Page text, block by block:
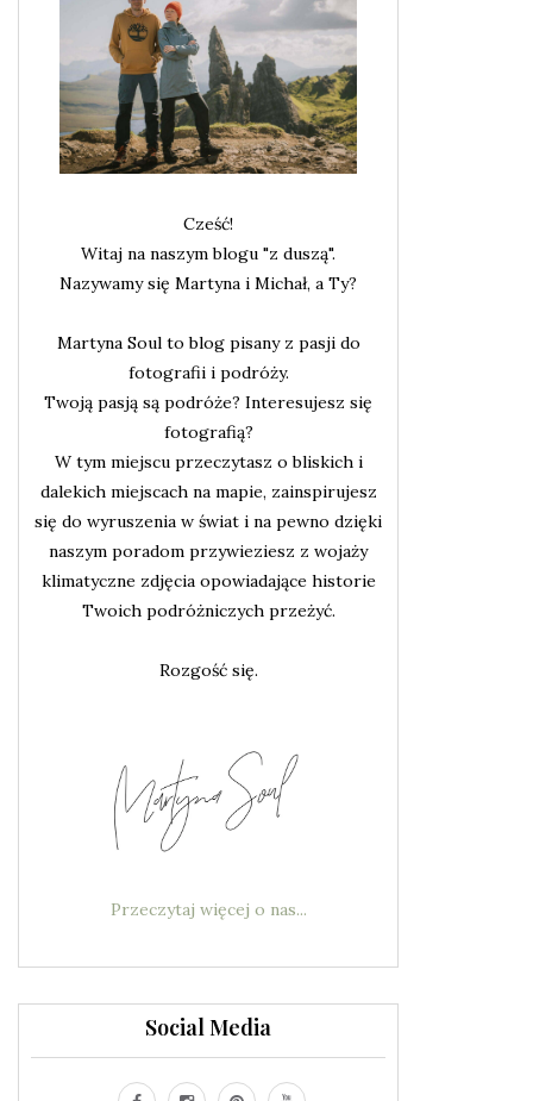
Cześć!
Witaj na naszym blogu "z duszą".
Nazywamy się Martyna i Michał, a Ty?
Martyna Soul to blog pisany z pasji do
fotografii i podróży.
Twoją pasją są podróże? Interesujesz się
fotografią?
W tym miejscu przeczytasz o bliskich i
dalekich miejscach na mapie, zainspirujesz
się do wyruszenia w świat i na pewno dzięki
naszym poradom przywieziesz z wojaży
klimatyczne zdjęcia opowiadające historie
Twoich podróżniczych przeżyć.
Rozgość się.
Przeczytaj więcej o nas...
Social Media